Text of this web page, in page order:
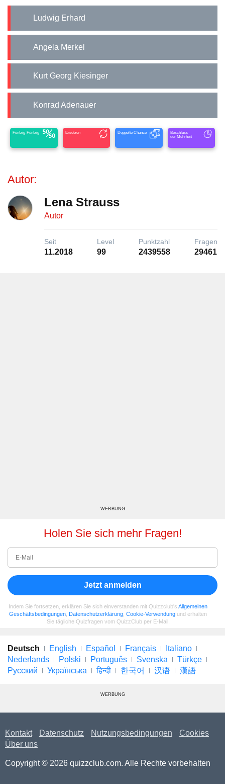
Ludwig Erhard
Angela Merkel
Kurt Georg Kiesinger
Konrad Adenauer
Fünfzig-Fünfzig Ersetzen Doppelte Chance
Beschluss
der Mehrheit
Autor:
Lena Strauss
Autor
Seit
11.2018
Level
99
Punktzahl
2439558
Fragen
29461
WERBUNG
Holen Sie sich mehr Fragen!
Jetzt anmelden
Indem Sie fortsetzen, erklären Sie sich einverstanden mit Quizzclub's Allgemeinen
Geschäftsbedingungen Datenschutzerklärung Cookie-Verwendung und erhalten
Sie tägliche Quizfragen vom QuizzClub per E-Mail.
Deutsch English Español Français
Italiano
Nederlands
Polski Português Svenska
Türkçe
Русский
Українська हिन्दी 한국어 汉语 漢語
WERBUNG
Kontakt Datenschutz Nutzungsbedingungen
Cookies
Über uns
Copyright © 2026 quizzclub.com. Alle Rechte vorbehalten